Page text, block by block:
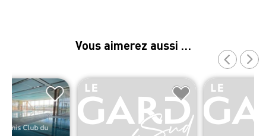
Vous aimerez aussi …
Club du